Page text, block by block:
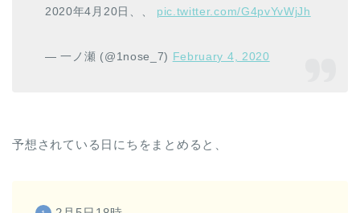
2020年4月20日、、 pic.twitter.com/G4pvYvWjJh
— 一ノ瀬 (@1nose_7) February 4, 2020
予想されている日にちをまとめると、